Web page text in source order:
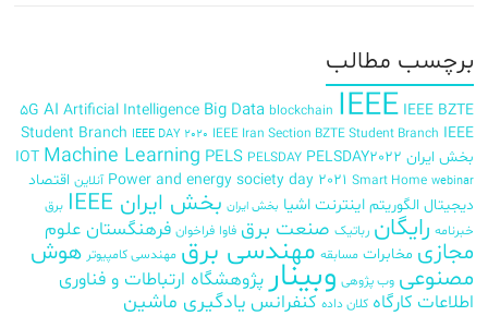
برچسب‌ مطالب
5G AI Artificial Intelligence Big Data blockchain IEEE IEEE BZTE
Student Branch IEEE DAY 2020 IEEE Iran Section BZTE Student Branch IEEE
بخش ایران
IOT Machine Learning PELS PELSDAY PELSDAY2022
Power and energy society day 2021 Smart Home webinar آنلاین اقتصاد
دیجیتال الگوریتم اینترنت اشیا بخش ایران بخش ایران IEEE
برق
خبرنامه رایگان رباتیک صنعت برق فاوا فراخوان فرهنگستان علوم
مجازی مخابرات مسابقه مهندسی برق مهندسی کامپیوتر هوش
مصنوعی وب پژوهی وبینارپژوهشگاه ارتباطات و فناوری
اطلاعات کارگاه کلان داده کنفرانس یادگیری ماشین